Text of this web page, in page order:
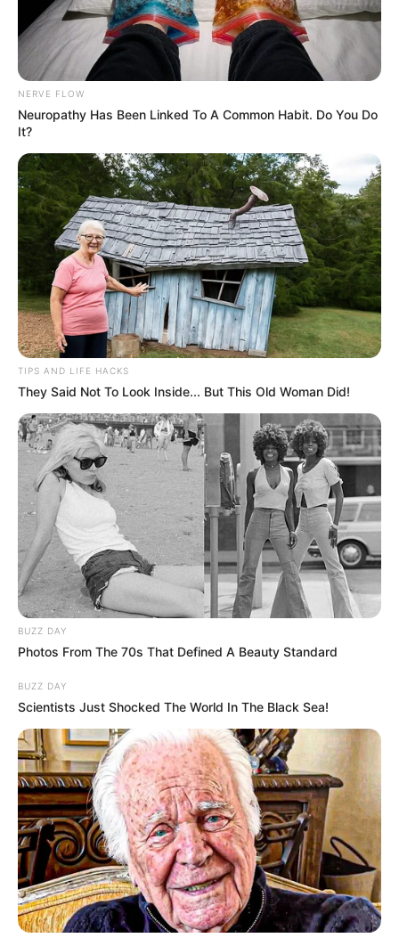
NERVE FLOW
Neuropathy Has Been Linked To A Common Habit. Do You Do
It?
TIPS AND LIFE HACKS
They Said Not To Look Inside... But This Old Woman Did!
BUZZ DAY
Photos From The 70s That Defined A Beauty Standard
BUZZ DAY
Scientists Just Shocked The World In The Black Sea!